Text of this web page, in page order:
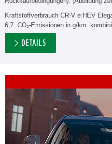
Kraftstoffverbrauch CR-V e:HEV
6,7. CO₂-Emissionen in g/km:
DETAILS